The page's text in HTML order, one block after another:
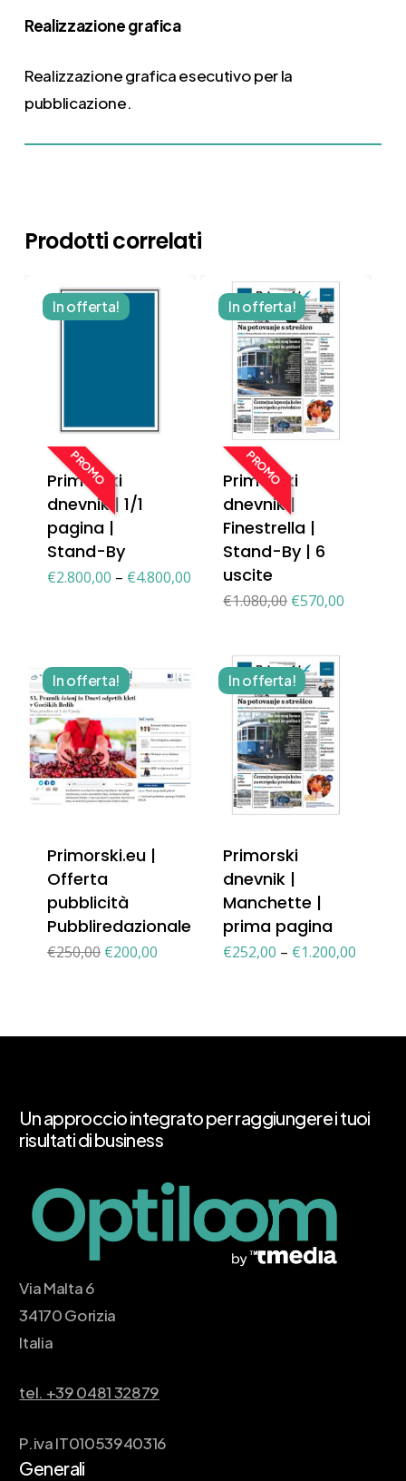
Realizzazione grafica
Realizzazione grafica esecutivo per la
pubblicazione.
Prodotti correlati
In offerta!
PROMO
Primorski
dnevnik | 1/1
pagina |
Stand-By
€2.800,00 – €4.800,00
In offerta!
PROMO
Primorski
dnevnik |
Finestrella |
Stand-By | 6
uscite
€1.080,00 Il
€1.080,00.
€570,00
In offerta!
Primorski.eu |
Offerta
pubblicità
Pubbliredazionale
€250,00 Il
€200,00Il
In offerta!
Primorski
dnevnik |
Manchette |
prima pagina
€252,00 – €1.200,00
Unapprocciointegratoperraggiungereituoi
risultatidibusiness
Via Malta 6
34170 Gorizia
Italia
tel. +39 0481 32879
P.iva IT01053940316
Generali